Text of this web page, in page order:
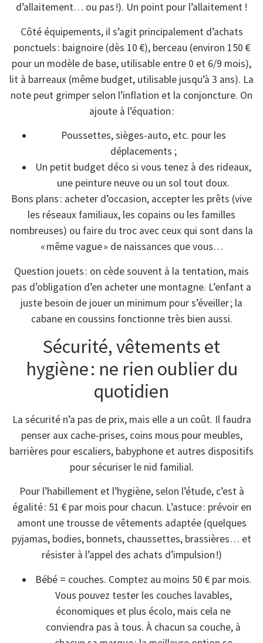
d’allaitement… ou pas !). Un point pour l’allaitement !
Côté équipements, il s’agit principalement d’achats
ponctuels : baignoire (dès 10 €), berceau (environ 150 €
pour un modèle de base, utilisable entre 0 et 6/9 mois),
lit à barreaux (même budget, utilisable jusqu’à 3 ans). La
note peut grimper selon l’inflation et la conjoncture. On
ajoute à l’équation :
Poussettes, sièges-auto, etc. pour les
déplacements ;
Un petit budget déco si vous tenez à des rideaux,
une peinture neuve ou un sol tout doux.
Bons plans : acheter d’occasion, accepter les prêts (vive
les réseaux familiaux, les copains ou les familles
nombreuses) ou faire du troc avec ceux qui sont dans la
« même vague » de naissances que vous…
Question jouets : on cède souvent à la tentation, mais
pas d’obligation d’en acheter une montagne. L’enfant a
juste besoin de jouer un minimum pour s’éveiller ; la
cabane en coussins fonctionne très bien aussi.
Sécurité, vêtements et
hygiène : ne rien oublier du
quotidien
La sécurité n’a pas de prix, mais elle a un coût. Il faudra
penser aux cache-prises, coins mous pour meubles,
barrières pour escaliers, babyphone et autres dispositifs
pour sécuriser le nid familial.
Pour l’habillement et l’hygiène, selon l’étude, c’est à
égalité : 51 € par mois pour chacun. L’astuce : prévoir en
amont une trousse de vêtements adaptée (quelques
pyjamas, bodies, bonnets, chaussettes, brassières… et
résister à l’appel des achats d’impulsion !)
Bébé = couches. Comptez au moins 50 € par mois.
Vous pouvez tester les couches lavables,
économiques et plus écolo, mais cela ne
conviendra pas à tous. À chacun sa couche, à